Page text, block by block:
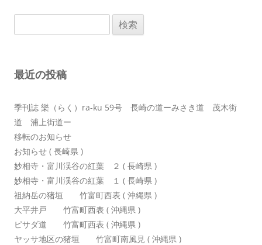
ン
索:
最近の投稿
季刊誌 樂（らく）ra-ku 59号 長崎の道ーみさき道 茂木街
道 浦上街道ー
移転のお知らせ
お知らせ ( 長崎県 )
妙相寺・富川渓谷の紅葉 ２ ( 長崎県 )
妙相寺・富川渓谷の紅葉 １ ( 長崎県 )
祖納岳の猪垣 竹富町西表 ( 沖縄県 )
大平井戸 竹富町西表 ( 沖縄県 )
ピサダ道 竹富町西表 ( 沖縄県 )
ヤッサ地区の猪垣 竹富町南風見 ( 沖縄県 )